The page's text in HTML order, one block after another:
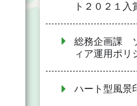
ト２０２１入
総務企画課
ィア運用ポリ
ハート型風景